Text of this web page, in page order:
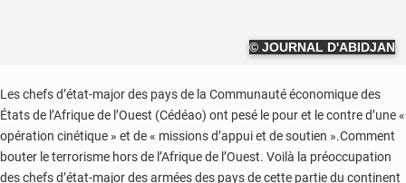
© JOURNAL D'ABIDJAN
Les chefs d’état-major des pays de la Communauté économique des
États de l’Afrique de l’Ouest (Cédéao) ont pesé le pour et le contre d’une «
opération cinétique » et de « missions d’appui et de soutien ».Comment
bouter le terrorisme hors de l’Afrique de l’Ouest. Voilà la préoccupation
des chefs d’état-major des armées des pays de cette partie du continent